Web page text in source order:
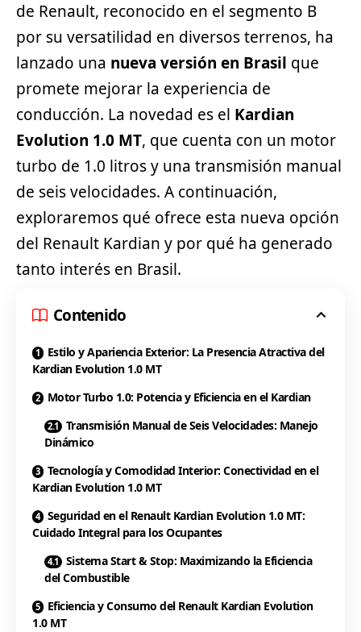
de Renault, reconocido en el segmento B
por su versatilidad en diversos terrenos, ha
lanzado una nueva versión en Brasil que
promete mejorar la experiencia de
conducción. La novedad es el Kardian
Evolution 1.0 MT, que cuenta con un motor
turbo de 1.0 litros y una transmisión manual
de seis velocidades. A continuación,
exploraremos qué ofrece esta nueva opción
del Renault Kardian y por qué ha generado
tanto interés en Brasil.
Contenido
Estilo y Apariencia Exterior: La Presencia Atractiva del
Kardian Evolution 1.0 MT
Motor Turbo 1.0: Potencia y Eficiencia en el Kardian
Transmisión Manual de Seis Velocidades: Manejo
Dinámico
Tecnología y Comodidad Interior: Conectividad en el
Kardian Evolution 1.0 MT
Seguridad en el Renault Kardian Evolution 1.0 MT:
Cuidado Integral para los Ocupantes
Sistema Start & Stop: Maximizando la Eficiencia
del Combustible
Eficiencia y Consumo del Renault Kardian Evolution
1.0 MT